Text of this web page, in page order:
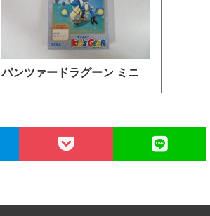
パンツァードラグーン ミニ